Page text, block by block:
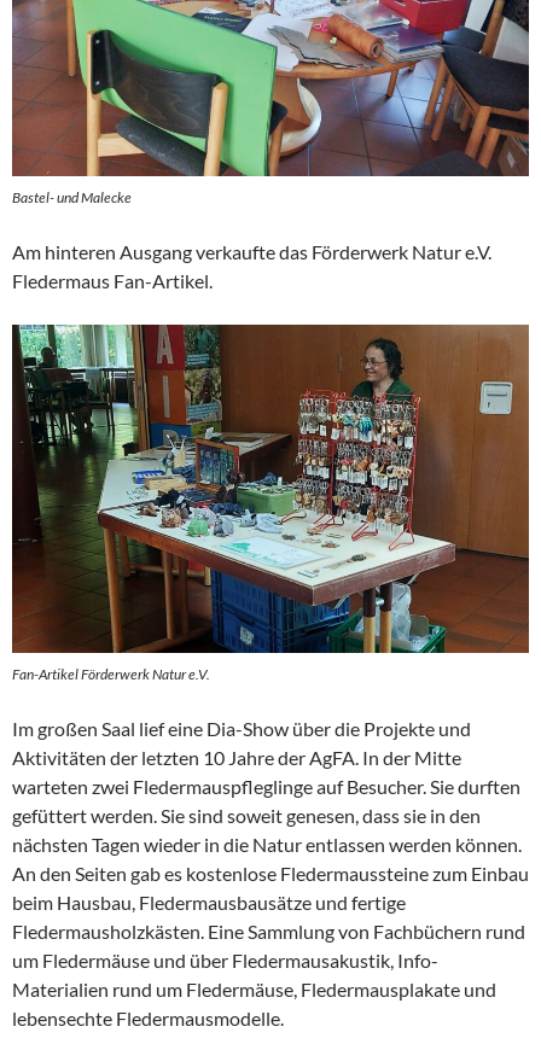
Bastel- und Malecke
Am hinteren Ausgang verkaufte das Förderwerk Natur e.V.
Fledermaus Fan-Artikel.
Fan-Artikel Förderwerk Natur e.V.
Im großen Saal lief eine Dia-Show über die Projekte und
Aktivitäten der letzten 10 Jahre der AgFA. In der Mitte
warteten zwei Fledermauspfleglinge auf Besucher. Sie durften
gefüttert werden. Sie sind soweit genesen, dass sie in den
nächsten Tagen wieder in die Natur entlassen werden können.
An den Seiten gab es kostenlose Fledermaussteine zum Einbau
beim Hausbau, Fledermausbausätze und fertige
Fledermausholzkästen. Eine Sammlung von Fachbüchern rund
um Fledermäuse und über Fledermausakustik, Info-
Materialien rund um Fledermäuse, Fledermausplakate und
lebensechte Fledermausmodelle.